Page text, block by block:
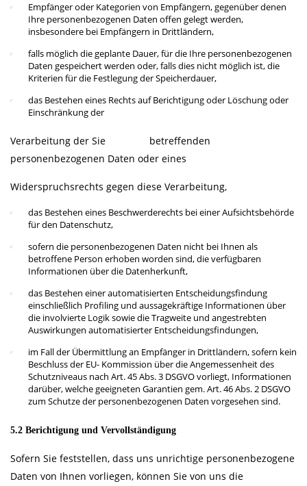
Empfänger oder Kategorien von Empfängern, gegenüber denen
Ihre personenbezogenen Daten offen gelegt werden,
insbesondere bei Empfängern in Drittländern,
falls möglich die geplante Dauer, für die Ihre personenbezogenen
Daten gespeichert werden oder, falls dies nicht möglich ist, die
Kriterien für die Festlegung der Speicherdauer,
das Bestehen eines Rechts auf Berichtigung oder Löschung oder
Einschränkung der
Verarbeitung der Sie betreffenden
personenbezogenen Daten oder eines
Widerspruchsrechts gegen diese Verarbeitung,
das Bestehen eines Beschwerderechts bei einer Aufsichtsbehörde
für den Datenschutz,
sofern die personenbezogenen Daten nicht bei Ihnen als
betroffene Person erhoben worden sind, die verfügbaren
Informationen über die Datenherkunft,
das Bestehen einer automatisierten Entscheidungsfindung
einschließlich Profiling und aussagekräftige Informationen über
die involvierte Logik sowie die Tragweite und angestrebten
Auswirkungen automatisierter Entscheidungsfindungen,
im Fall der Übermittlung an Empfänger in Drittländern, sofern kein
Beschluss der EU- Kommission über die Angemessenheit des
Schutzniveaus nach Art. 45 Abs. 3 DSGVO vorliegt, Informationen
darüber, welche geeigneten Garantien gem. Art. 46 Abs. 2 DSGVO
zum Schutze der personenbezogenen Daten vorgesehen sind.
5.2 Berichtigung und Vervollständigung
Sofern Sie feststellen, dass uns unrichtige personenbezogene
Daten von Ihnen vorliegen, können Sie von uns die